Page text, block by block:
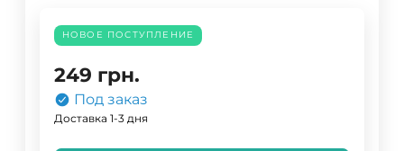
НОВОЕ ПОСТУПЛЕНИЕ
249 грн.
Под заказ
Доставка 1-3 дня